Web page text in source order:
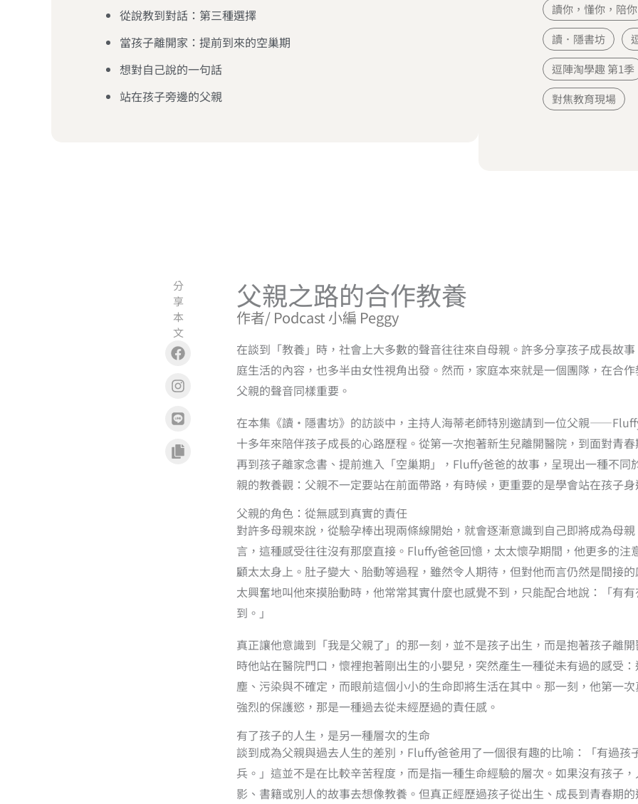
從說教到對話：第三種選擇
當孩子離開家：提前到來的空巢期
想對自己說的一句話
站在孩子旁邊的父親
讀你，懂你，陪你
讀．隱書坊
逗陣淘學趣 第1季
對焦教育現場
分
享
本
文
Facebook
Instagram
Line
Copy
父親之路的合作教養
作者/ Podcast 小編 Peggy
在談到「教養」時，社會上大多數的聲音往往來自母親。許多分享孩子成長故
庭生活的內容，也多半由女性視角出發。然而，家庭本來就是一個團隊，在合
父親的聲音同樣重要。
在本集《讀·隱書坊》的訪談中，主持人海蒂老師特別邀請到一位父親
十多年來陪伴孩子成長的心路歷程。從第一次抱著新生兒離開醫院，到面對青
再到孩子離家念書、提前進入「空巢期」，Fluffy爸爸的故事，呈現出一種不同
親的教養觀：父親不一定要站在前面帶路，有時候，更重要的是學會站在孩子
父親的角色：從無感到真實的責任
對許多母親來說，從驗孕棒出現兩條線開始，就會逐漸意識到自己即將成為母
言，這種感受往往沒有那麼直接。Fluffy爸爸回憶，太太懷孕期間，他更多的注
顧太太身上。肚子變大、胎動等過程，雖然令人期待，但對他而言仍然是間接
太興奮地叫他來摸胎動時，他常常其實什麼也感覺不到，只能配合地說：「有
到。」
真正讓他意識到「我是父親了」的那一刻，並不是孩子出生，而是抱著孩子離
時他站在醫院門口，懷裡抱著剛出生的小嬰兒，突然產生一種從未有過的感受
塵、污染與不確定，而眼前這個小小的生命即將生活在其中。那一刻，他第一
強烈的保護慾，那是一種過去從未經歷過的責任感。
有了孩子的人生，是另一種層次的生命
談到成為父親與過去人生的差別，Fluffy爸爸用了一個很有趣的比喻：「有過孩
兵。」這並不是在比較辛苦程度，而是指一種生命經驗的層次。如果沒有孩子
影、書籍或別人的故事去想像教養。但真正經歷過孩子從出生、成長到青春期